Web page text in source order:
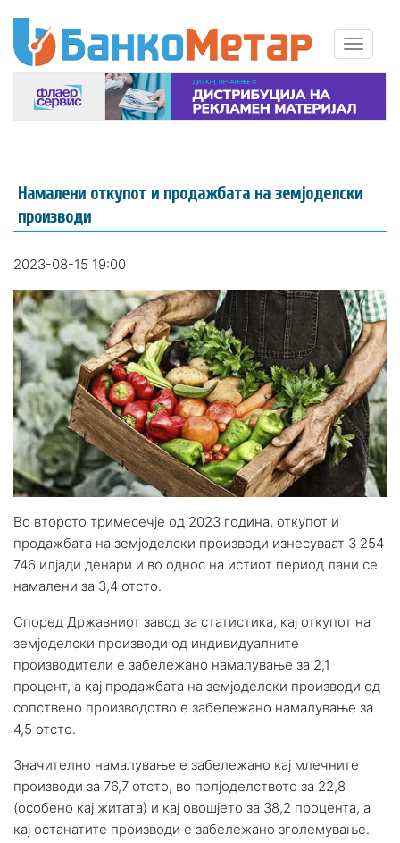
Намалени откупот и продажбата на земјоделски
производи
2023-08-15 19:00
Во второто тримесечје од 2023 година, откупот и
продажбата на земјоделски производи изнесуваат 3 254
746 илјади денари и во однос на истиот период лани се
намалени за 3,4 отсто.
Според Државниот завод за статистика, кај откупот на
земјоделски производи од индивидуалните
производители е забележано намалување за 2,1
процент, а кај продажбата на земјоделски производи од
сопствено производство e забележано намалување за
4,5 отсто.
Значително намалување е забелeжано кај млечните
производи за 76,7 отсто, во полјоделството за 22,8
(особено кај житата) и кај овошјето за 38,2 процента, а
кај останатите производи е забележано зголемување.